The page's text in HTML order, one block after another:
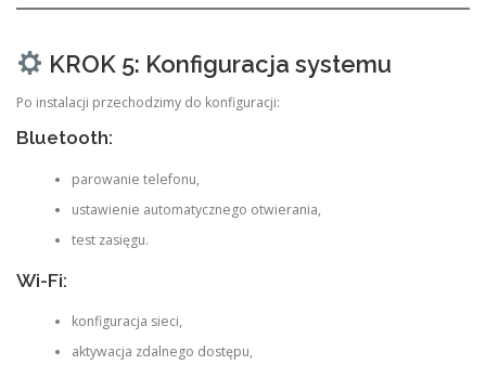
KROK 5: Konfiguracja systemu
Po instalacji przechodzimy do konfiguracji:
Bluetooth:
parowanie telefonu,
ustawienie automatycznego otwierania,
test zasięgu.
Wi-Fi:
konfiguracja sieci,
aktywacja zdalnego dostępu,